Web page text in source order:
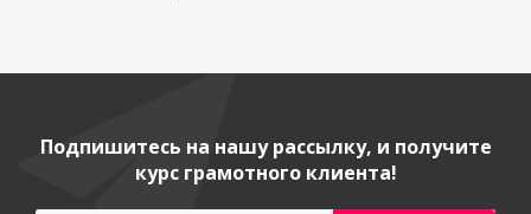
Подпишитесь на нашу рассылку, и получите
курс грамотного клиента!